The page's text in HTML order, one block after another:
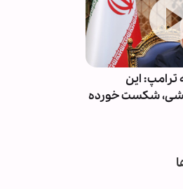
ترامپ: این
شکست خورده